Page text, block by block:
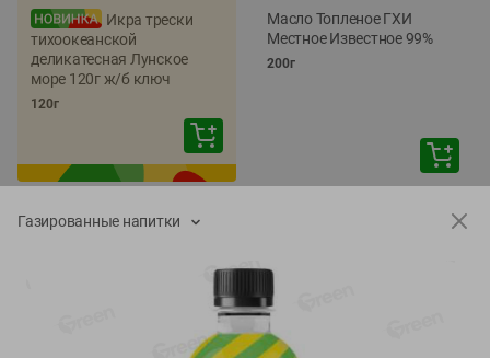
Икра трески
тихоокеанской
деликатесная Лунское
море 120г ж/б ключ
120г
Масло Топленое ГХИ
Местное Известное 99%
200г
Газированные напитки